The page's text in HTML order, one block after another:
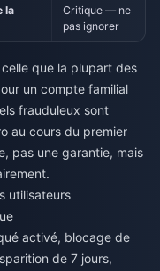
la
Critique — ne
pas ignorer
que la plupart des
un compte familial
frauduleux sont
au cours du premier
pas une garantie, mais
utilisateurs
activé, blocage de
de 7 jours,